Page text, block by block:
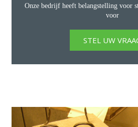
Onze bedrijf heeft belangstelling voor
voor
STEL UW